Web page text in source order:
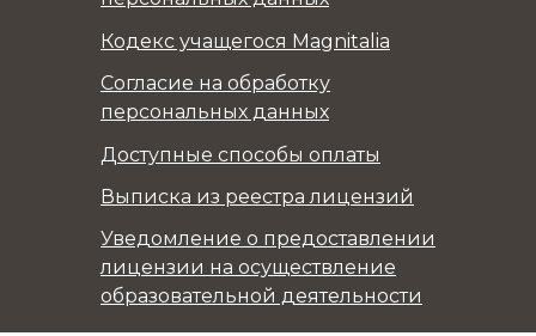
Кодекс учащегося Magnitalia
Уведомление о предоставлении
лицензии на осуществление
образовательной деятельности
Выписка из реестра лицензий
Доступные способы оплаты
Согласие на обработку
персональных данных